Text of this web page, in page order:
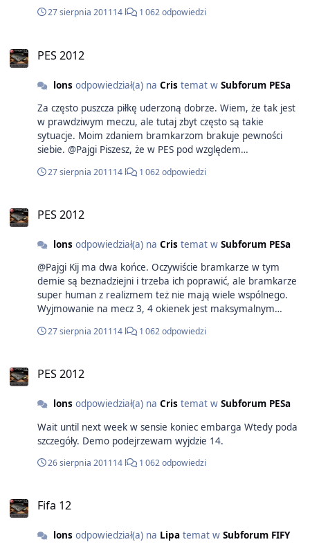
tym, że bramkarz twój ma słaby dzień i jest na niebieskiej
założenia, że twój bramkarz jest nadczłowiekiem i tylko
właśnie trzeba tylko opanować dobre sprawdzone
27 sierpnia 201114 l 1 062 odpowiedzi
PES 2012
lonsodpowiedział(a) na Cristemat w Subforum PESa
Za często puszcza piłkę uderzoną dobrze. Wiem, że tak jest
w prawdziwym meczu, ale tutaj zbyt często są takie
sytuacje. Moim zdaniem bramkarzom brakuje pewności
siebie. @Pajgi Piszesz, że w PES pod względem
dochodzimy do sedna sprawy. Konkurencja za to jest tak
pozycji łatwo można wyczuć czy opłaca się strzelać czy nie.
z klepki podać do drugiego i wykończyć. Ta właśnie
przewidywalność jest dla mnie mistrzostwem świata co nie
mogę zdzierżyć w tej grze. Ta jednolitość, płytkość,
przewidywalność, monotonność odpycha mnie. Gdzie tu
emocje? Zimna kalkulacja.
27 sierpnia 201114 l 1 062 odpowiedzi
PES 2012
lonsodpowiedział(a) na Cristemat w Subforum PESa
@Pajgi Kij ma dwa końce. Oczywiście bramkarze w tym
demie są beznadziejni i trzeba ich poprawić, ale bramkarze
super human z realizmem też nie mają wiele wspólnego.
Wyjmowanie na mecz 3, 4 okienek jest maksymalnym
efekciarskie cuda w bramce tylko po to by nie wpadła piłka,
symulacją. Dalej idąc zamykanie furtki graczowi by grał tylko
sztucznym manewrem, który ma niby coś pokazać w
27 sierpnia 201114 l 1 062 odpowiedzi
PES 2012
lonsodpowiedział(a) na Cristemat w Subforum PESa
Wait until next week w sensie koniec embarga Wtedy poda
szczegóły. Demo podejrzewam wyjdzie 14.
26 sierpnia 201114 l 1 062 odpowiedzi
Fifa 12
lonsodpowiedział(a) na Lipatemat w Subforum FIFY